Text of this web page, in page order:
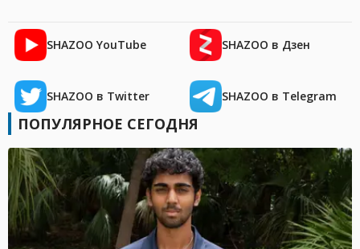
SHAZOO YouTube SHAZOO в Дзен
SHAZOO в Twitter SHAZOO в Telegram
ПОПУЛЯРНОЕ СЕГОДНЯ